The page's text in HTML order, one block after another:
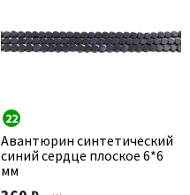
22
Авантюрин синтетический
синий сердце плоское 6*6
мм